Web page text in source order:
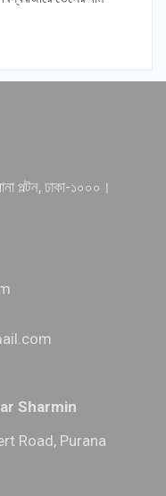
পল্টন, ঢাকা-১০০০।
Sharmin
Road, Purana